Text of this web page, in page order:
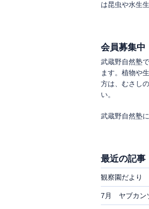
は昆虫や水生
会員募集中
武蔵野自然塾
ます。植物や
方は、むさし
い。
武蔵野自然塾
最近の記事
観察園だより
7月 ヤブカン